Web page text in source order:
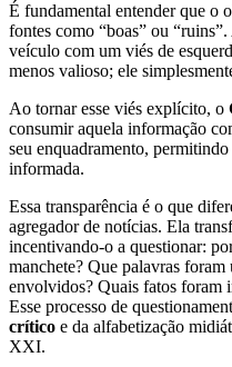
É fundamental entender que o
fontes como “boas” ou
veículo com um viés de
menos valioso; ele
Ao tornar esse viés explícito, o
consumir aquela informação
seu enquadramento,
informada.
Essa transparência é o que
agregador de notícias. Ela
incentivando-o a questionar:
manchete? Que palavras foram
envolvidos? Quais fatos foram
Esse processo de
crítico e da alfabetização
XXI.